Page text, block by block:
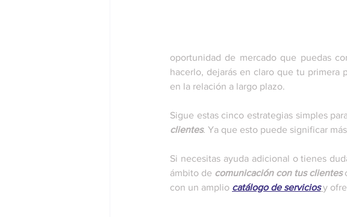
oportunidad de mercado que puedas
hacerlo, dejarás en claro que tu primera
en la relación a largo plazo.
Sigue estas cinco estrategias simples
clientes. Ya que esto puede significar
Si necesitas ayuda adicional o tienes
ámbito de comunicación con tus clientes
con un amplio catálogo de servicios y